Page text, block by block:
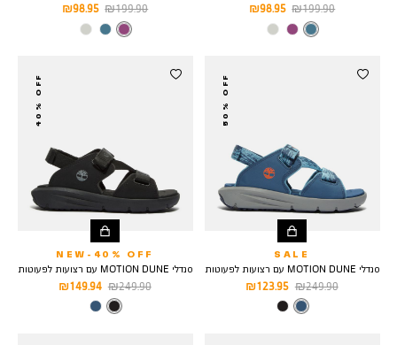
מחיר
מוצר
98.95 ₪
מחיר
רגיל
199.90 ₪
צבע
MEDIUM
BLUE
מחיר
מוצר
98.95 ₪
מחיר
רגיל
199.90 ₪
צבע
BRIGHT
PURPLE
50% OFF
SALE
סנדלי MOTION DUNE עם רצועות לפעוטות
מחיר
מוצר
123.95 ₪
מחיר
249.90 ₪
צבע
MEDIUM
40% OFF
NEW-40% OFF
סנדלי MOTION DUNE עם רצועות לפעוטות
מחיר
מוצר
149.94 ₪
מחיר
249.90 ₪
צבע
BLACK